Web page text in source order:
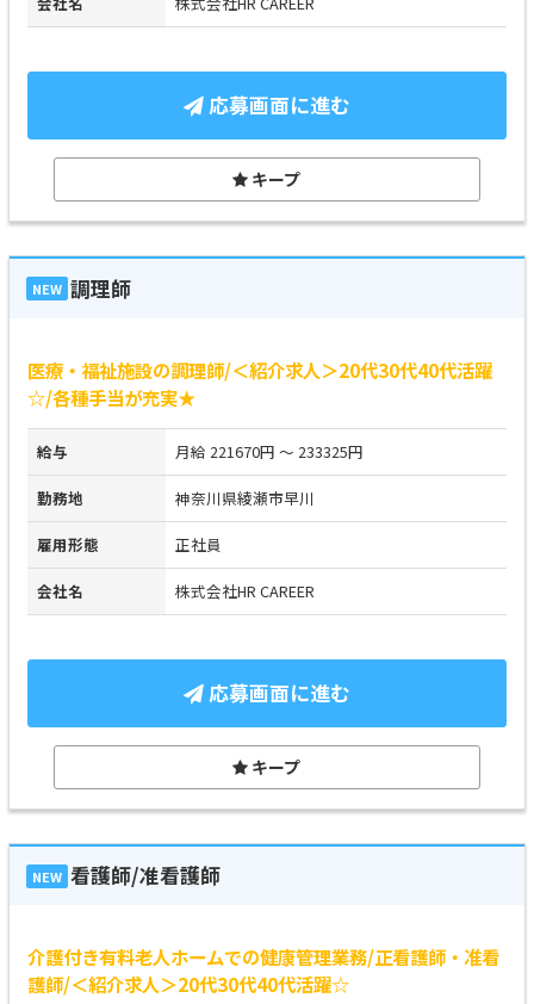
応募画面に進む
キープ
NEW 調理師
医療・福祉施設の調理師/＜紹介求人＞20代30代40代活躍
☆/各種手当が充実★
給与 月給 221670円 ～ 233325円
勤務地 神奈川県綾瀬市早川
雇用形態 正社員
会社名 株式会社HR CAREER
応募画面に進む
キープ
NEW 看護師/准看護師
介護付き有料老人ホームでの健康管理業務/正看護師・准看
護師/＜紹介求人＞20代30代40代活躍☆